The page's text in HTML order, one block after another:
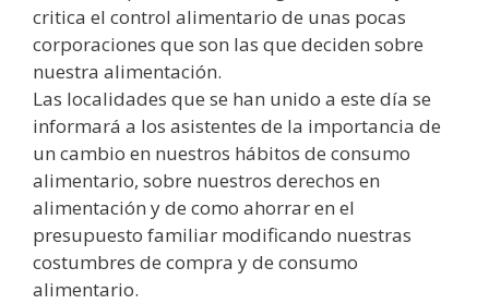
critica el control alimentario de unas pocas
corporaciones que son las que deciden sobre
nuestra alimentación.
Las localidades que se han unido a este día se
informará a los asistentes de la importancia de
un cambio en nuestros hábitos de consumo
alimentario, sobre nuestros derechos en
alimentación y de como ahorrar en el
presupuesto familiar modificando nuestras
costumbres de compra y de consumo
alimentario.